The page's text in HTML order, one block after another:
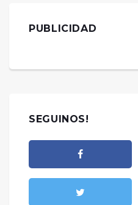
PUBLICIDAD
SEGUINOS!